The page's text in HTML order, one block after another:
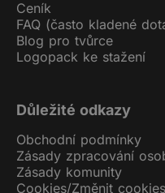
Ceník
FAQ (často kladené
Blog pro tvůrce
Logopack ke stažení
Důležité odkazy
Obchodní podmínky
Zásady zpracování
Zásady komunity
Cookies/Změnit cookies